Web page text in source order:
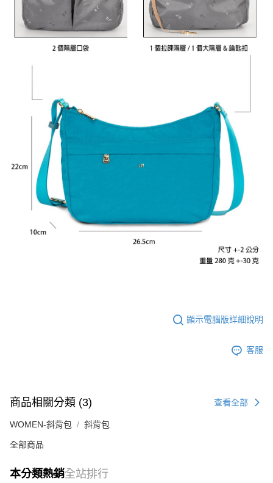
顯示電腦版詳細說明
客服
商品相關分類 (3) 查看全部
WOMEN-斜背包 斜背包
全部商品
本分類熱銷全站排行